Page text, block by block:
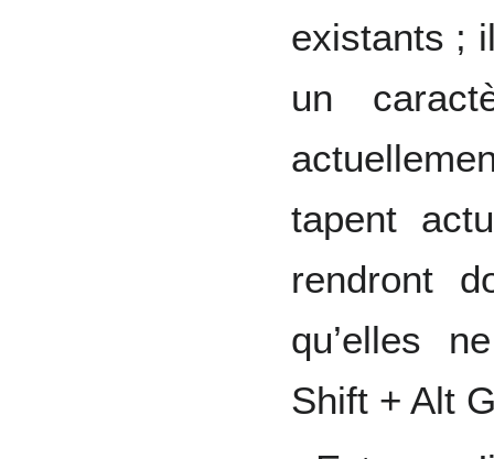
existants ;
un
tapent
rendront
qu’elles
Shift + Alt